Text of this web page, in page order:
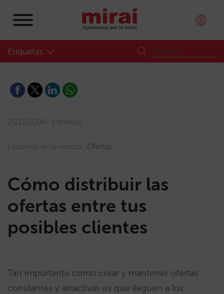
Etiquetas
25/11/2009 1 minuto
Etiquetas de la noticia: Ofertas
Cómo distribuir las
ofertas entre tus
posibles clientes
Tan importante como crear y mantener ofertas
constantes y atractivas es que lleguen a los